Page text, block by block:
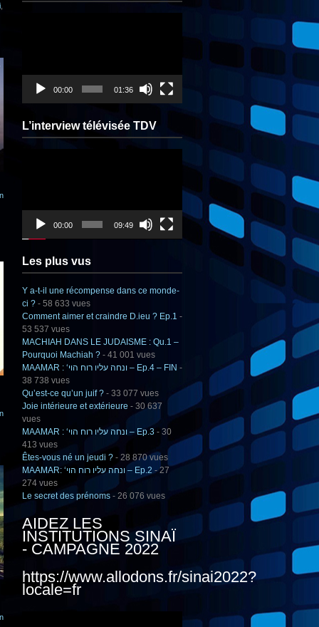
00:00 01:36
L’interview télévisée TDV
00:00 09:49
Les plus vus
Y a-t-il une récompense dans ce monde-
ci ? - 58 633 vues
Comment aimer et craindre D.ieu ? Ep.1 -
53 537 vues
MACHIAH DANS LE JUDAISME : Qu.1 –
Pourquoi Machiah ? - 41 001 vues
MAAMAR : ‘ונחה עליו רוח הוי – Ep.4 – FIN -
38 738 vues
Qu’est-ce qu’un juif ? - 33 077 vues
Joie intérieure et extérieure - 30 637
vues
MAAMAR : ‘ונחה עליו רוח הוי – Ep.3 - 30
413 vues
Êtes-vous né un jeudi ? - 28 870 vues
MAAMAR: ‘ונחה עליו רוח הוי – Ep.2 - 27
274 vues
Le secret des prénoms - 26 076 vues
AIDEZ LES
INSTITUTIONS SINAÏ
- CAMPAGNE 2022
https://www.allodons.fr/sinai2022?
locale=fr